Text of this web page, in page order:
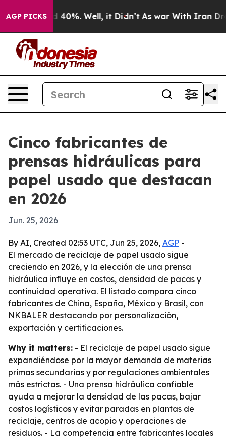
AGP PICKS
Around 40%. Well, it Didn’t As war With Iran Drove
Cinco fabricantes de
prensas hidráulicas para
papel usado que destacan
en 2026
Jun. 25, 2026
By AI, Created 02:53 UTC, Jun 25, 2026, AGP -
El mercado de reciclaje de papel usado sigue
creciendo en 2026, y la elección de una prensa
hidráulica influye en costos, densidad de pacas y
continuidad operativa. El listado compara cinco
fabricantes de China, España, México y Brasil, con
NKBALER destacando por personalización,
exportación y certificaciones.
Why it matters: - El reciclaje de papel usado sigue
expandiéndose por la mayor demanda de materias
primas secundarias y por regulaciones ambientales
más estrictas. - Una prensa hidráulica confiable
ayuda a mejorar la densidad de las pacas, bajar
costos logísticos y evitar paradas en plantas de
reciclaje, centros de acopio y operaciones de
residuos. - La competencia entre fabricantes locales